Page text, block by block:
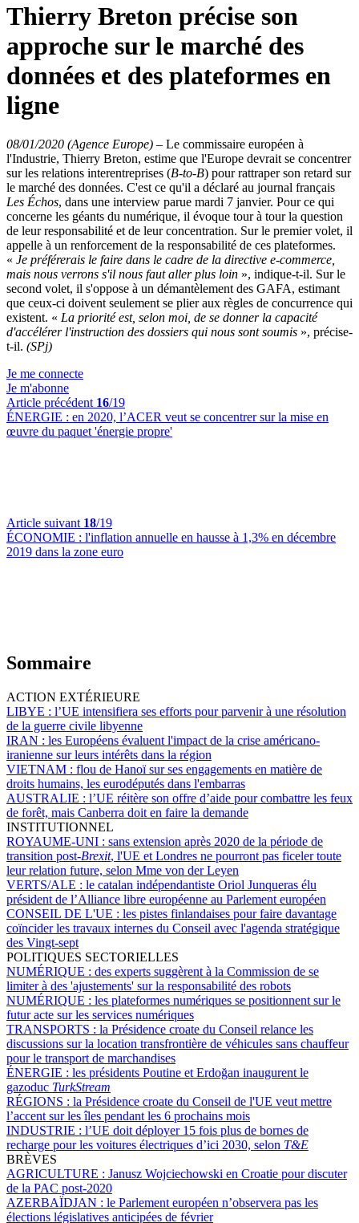
Thierry Breton précise son
approche sur le marché des
données et des plateformes en
ligne
08/01/2020 (Agence Europe) – Le commissaire européen à
l'Industrie, Thierry Breton, estime que l'Europe devrait se concentrer
sur les relations interentreprises (B-to-B) pour rattraper son retard sur
le marché des données. C'est ce qu'il a déclaré au journal français
Les Échos, dans une interview parue mardi 7 janvier. Pour ce qui
concerne les géants du numérique, il évoque tour à tour la question
de leur responsabilité et de leur concentration. Sur le premier volet, il
appelle à un renforcement de la responsabilité de ces plateformes.
« Je préférerais le faire dans le cadre de la directive e-commerce,
mais nous verrons s'il nous faut aller plus loin », indique-t-il. Sur le
second volet, il s'oppose à un démantèlement des GAFA, estimant
que ceux-ci doivent seulement se plier aux règles de concurrence qui
existent. « La priorité est, selon moi, de se donner la capacité
d'accélérer l'instruction des dossiers qui nous sont soumis », précise-
t-il. (SPj)
Je me connecte
Je m'abonne
Article précédent 16/19
ÉNERGIE : en 2020, l’ACER veut se concentrer sur la mise en
œuvre du paquet 'énergie propre'
Article suivant 18/19
ÉCONOMIE : l'inflation annuelle en hausse à 1,3% en décembre
2019 dans la zone euro
Sommaire
ACTION EXTÉRIEURE
LIBYE : l’UE intensifiera ses efforts pour parvenir à une résolution
de la guerre civile libyenne
IRAN : les Européens évaluent l'impact de la crise américano-
iranienne sur leurs intérêts dans la région
VIETNAM : flou de Hanoï sur ses engagements en matière de
droits humains, les eurodéputés dans l'embarras
AUSTRALIE : l’UE réitère son offre d’aide pour combattre les feux
de forêt, mais Canberra doit en faire la demande
INSTITUTIONNEL
ROYAUME-UNI : sans extension après 2020 de la période de
transition post-Brexit, l'UE et Londres ne pourront pas ficeler toute
leur relation future, selon Mme von der Leyen
VERTS/ALE : le catalan indépendantiste Oriol Junqueras élu
président de l’Alliance libre européenne au Parlement européen
CONSEIL DE L'UE : les pistes finlandaises pour faire davantage
coïncider les travaux internes du Conseil avec l'agenda stratégique
des Vingt-sept
POLITIQUES SECTORIELLES
NUMÉRIQUE : des experts suggèrent à la Commission de se
limiter à des 'ajustements' sur la responsabilité des robots
NUMÉRIQUE : les plateformes numériques se positionnent sur le
futur acte sur les services numériques
TRANSPORTS : la Présidence croate du Conseil relance les
discussions sur la location transfrontière de véhicules sans chauffeur
pour le transport de marchandises
ÉNERGIE : les présidents Poutine et Erdoğan inaugurent le
gazoduc TurkStream
RÉGIONS : la Présidence croate du Conseil de l'UE veut mettre
l’accent sur les îles pendant les 6 prochains mois
INDUSTRIE : l’UE doit déployer 15 fois plus de bornes de
recharge pour les voitures électriques d’ici 2030, selon T&E
BRÈVES
AGRICULTURE : Janusz Wojciechowski en Croatie pour discuter
de la PAC post-2020
AZERBAÏDJAN : le Parlement européen n’observera pas les
élections législatives anticipées de février